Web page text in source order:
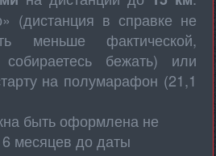
(дистанция в справке не
меньше фактической,
бежать) или
на полумарафон (21,1
быть оформлена не
месяцев до даты